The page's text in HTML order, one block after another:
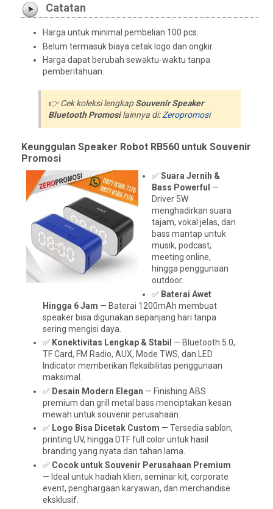
Catatan
Harga untuk minimal pembelian 100 pcs.
Belum termasuk biaya cetak logo dan ongkir.
Harga dapat berubah sewaktu-waktu tanpa
pemberitahuan.
👉 Cek koleksi lengkapSouvenir Speaker
Bluetooth Promosilainnya di:Zeropromosi
Keunggulan Speaker Robot RB560 untuk Souvenir
Promosi
✅Suara Jernih &
Bass Powerful —
Driver 5W
menghadirkan suara
tajam, vokal jelas, dan
bass mantap untuk
musik, podcast,
meeting online,
hingga penggunaan
outdoor.
✅ Baterai Awet
Hingga 6 Jam — Baterai 1200mAh membuat
speaker bisa digunakan sepanjang hari tanpa
sering mengisi daya.
✅ Konektivitas Lengkap & Stabil — Bluetooth 5.0,
TF Card, FM Radio, AUX, Mode TWS, dan LED
Indicator memberikan fleksibilitas penggunaan
maksimal.
✅ Desain Modern Elegan — Finishing ABS
premium dan grill metal bass menciptakan kesan
mewah untuk souvenir perusahaan.
✅ Logo Bisa Dicetak Custom — Tersedia sablon,
printing UV, hingga DTF full color untuk hasil
branding yang nyata dan tahan lama.
✅ Cocok untuk Souvenir Perusahaan Premium
— Ideal untuk hadiah klien, seminar kit, corporate
event, penghargaan karyawan, dan merchandise
eksklusif.